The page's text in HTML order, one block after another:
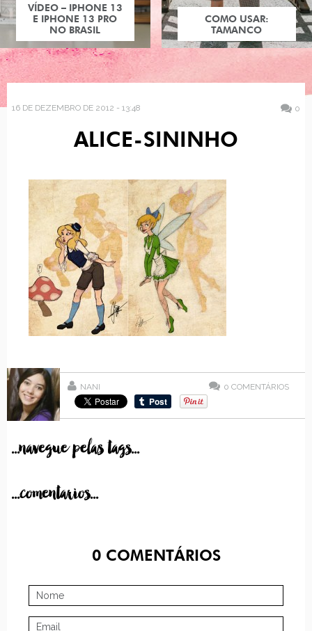
VÍDEO – IPHONE 13
E IPHONE 13 PRO
NO BRASIL
COMO USAR:
TAMANCO
16 DE DEZEMBRO DE 2012 - 13:48 0
ALICE-SININHO
NANI 0 COMENTÁRIOS
...navegue pelas tags...
...comentarios...
0COMENTÁRIOS